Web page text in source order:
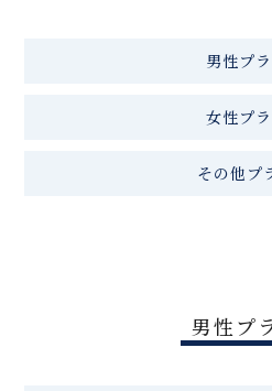
男性プ
女性プ
その他プ
男性プ